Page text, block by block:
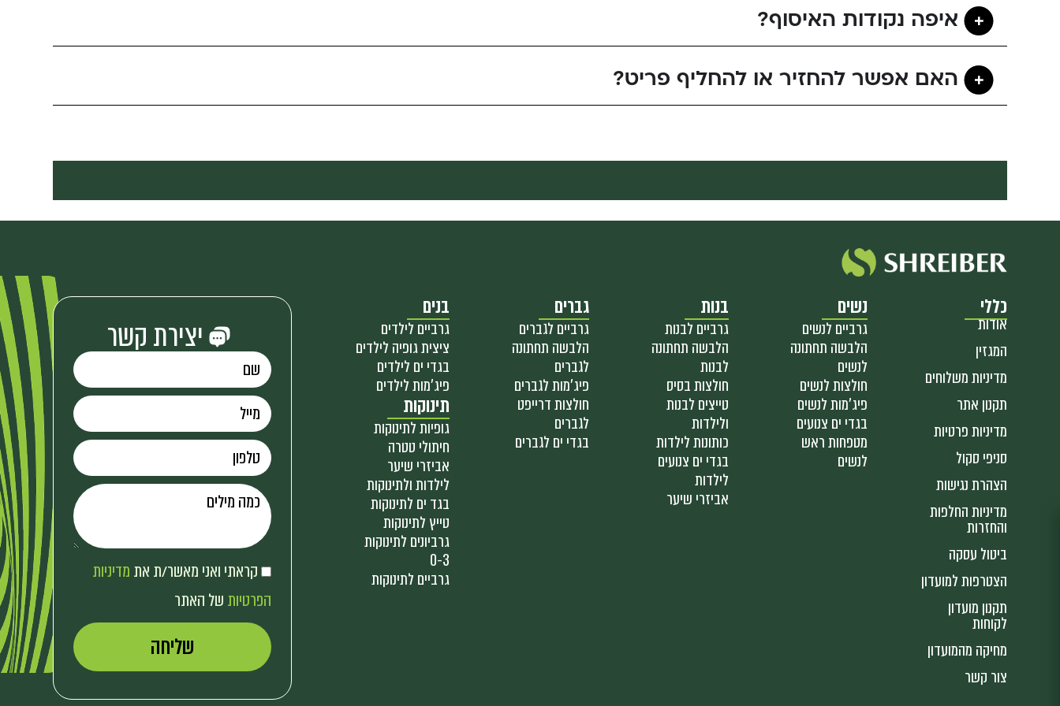
איפה נקודות האיסוף?
האם אפשר להחזיר או להחליף פריט?
כללי
אודות
המגזין
מדיניות משלוחים
תקנון אתר
מדיניות פרטיות
סניפי סקול
הצהרת נגישות
מדיניות החלפות
והחזרות
ביטול עסקה
הצטרפות למועדון
תקנון מועדון
לקוחות
מחיקה מהמועדון
צור קשר
נשים
גרביים לנשים
הלבשה תחתונה
לנשים
חולצות לנשים
פיג'מות לנשים
בגדי ים צנועים
מטפחות ראש
לנשים
בנות
גרביים לבנות
הלבשה תחתונה
לבנות
חולצות בסיס
טייצים לבנות
ולילדות
כותונות לילדות
בגדי ים צנועים
לילדות
אביזרי שיער
גברים
גרביים לגברים
הלבשה תחתונה
לגברים
פיג'מות לגברים
חולצות דרייפט
לגברים
בגדי ים לגברים
בנים
גרביים לילדים
ציצית גופיה לילדים
בגדי ים לילדים
פיג'מות לילדים
תינוקות
גופיות לתינוקות
חיתולי טטרה
אביזרי שיער
לילדות ולתינוקות
בגד ים לתינוקות
טייץ לתינוקות
גרביונים לתינוקות
0-3
גרביים לתינוקות
יצירת קשר
קראתי ואני מאשר/ת אתמדיניות
הפרטיותשל האתר
שליחה